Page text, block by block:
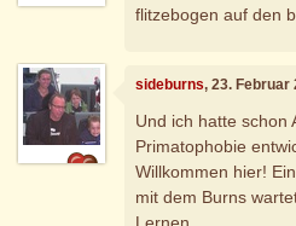
flitzebogen auf den
sideburns, 23. Februar
Und ich hatte schon
Primatophobie
Willkommen hier!
mit dem Burns
Lernen...